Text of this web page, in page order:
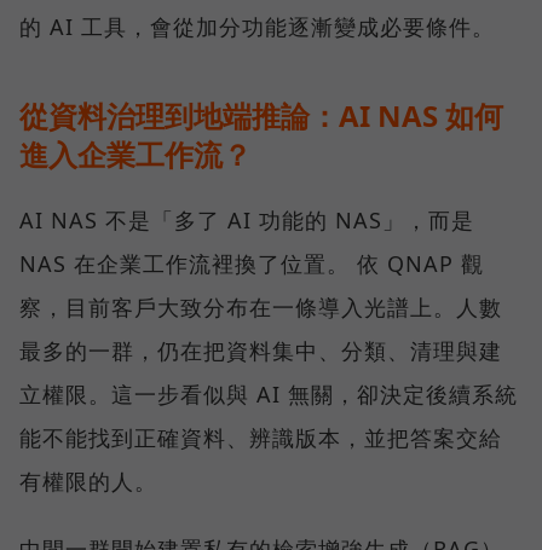
的 AI 工具，會從加分功能逐漸變成必要條件。
從資料治理到地端推論：AI NAS 如何
進入企業工作流？
AI NAS 不是「多了 AI 功能的 NAS」，而是
NAS 在企業工作流裡換了位置。 依 QNAP 觀
察，目前客戶大致分布在一條導入光譜上。人數
最多的一群，仍在把資料集中、分類、清理與建
立權限。這一步看似與 AI 無關，卻決定後續系統
能不能找到正確資料、辨識版本，並把答案交給
有權限的人。